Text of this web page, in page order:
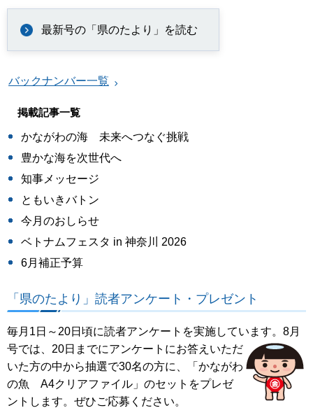
最新号の「県のたより」を読む
バックナンバー一覧
掲載記事一覧
かながわの海 未来へつなぐ挑戦
豊かな海を次世代へ
知事メッセージ
ともいきバトン
今月のおしらせ
ベトナムフェスタ in 神奈川 2026
6月補正予算
「県のたより」読者アンケート・プレゼント
毎月1日～20日頃に読者アンケートを実施しています。8月
号では、20日までにアンケートにお答えいただ
いた方の中から抽選で30名の方に、「かながわ
の魚 A4クリアファイル」のセットをプレゼ
ントします。ぜひご応募ください。